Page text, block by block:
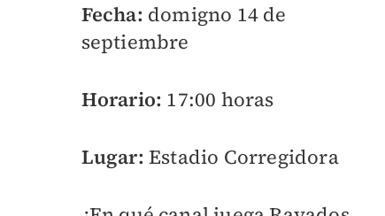
Fecha: domigno 14 de
septiembre
Horario: 17:00 horas
Lugar: Estadio Corregidora